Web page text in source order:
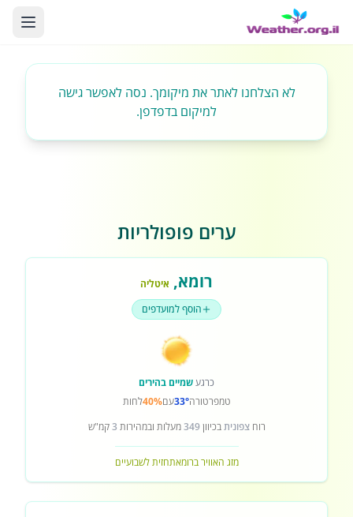
לא הצלחנו לאתר את מיקומך. נסה לאפשר גישה
למיקום בדפדפן.
ערים פופולריות
רומא, איטליה
הוסף למועדפים
כרגעשמיים בהירים
טמפרטורה33°עם40%לחות
רוחצפוניתבכיוון349מעלות ובמהירות 3קמ"ש
מזג האוויר ברומאתחזית לשבועיים